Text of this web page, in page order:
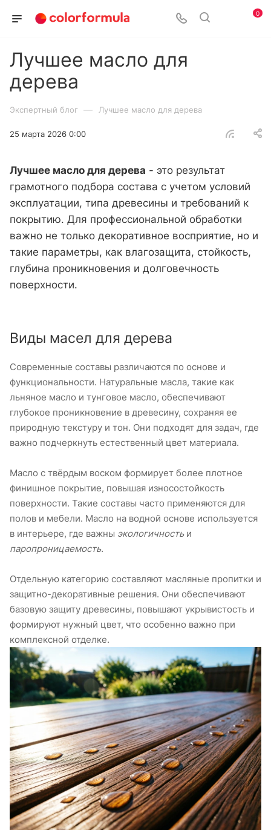
0
Лучшее масло для
дерева
Экспертный блог — Лучшее масло для дерева
25 марта 2026 0:00
Лучшее масло для дерева - это результат
грамотного подбора состава с учетом условий
эксплуатации, типа древесины и требований к
покрытию. Для профессиональной обработки
важно не только декоративное восприятие, но и
такие параметры, как влагозащита, стойкость,
глубина проникновения и долговечность
поверхности.
Виды масел для дерева
Современные составы различаются по основе и
функциональности. Натуральные масла, такие как
льняное масло и тунговое масло, обеспечивают
глубокое проникновение в древесину, сохраняя ее
природную текстуру и тон. Они подходят для задач, где
важно подчеркнуть естественный цвет материала.
Масло с твёрдым воском формирует более плотное
финишное покрытие, повышая износостойкость
поверхности. Такие составы часто применяются для
полов и мебели. Масло на водной основе используется
в интерьере, где важны экологичностьи
паропроницаемость.
Отдельную категорию составляют масляные пропитки и
защитно-декоративные решения. Они обеспечивают
базовую защиту древесины, повышают укрывистость и
формируют нужный цвет, что особенно важно при
комплексной отделке.